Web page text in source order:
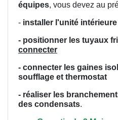
équipes, vous devez au
- installer l'unité
- positionner les tuyaux
connecter
- connecter les gaines
soufflage et thermostat
- réaliser les
des condensats.